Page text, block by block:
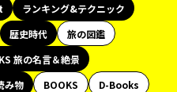
ランキング&テクニック
歴史時代
旅の図鑑
旅の名言＆絶景
み物 BOOKS
D-Books